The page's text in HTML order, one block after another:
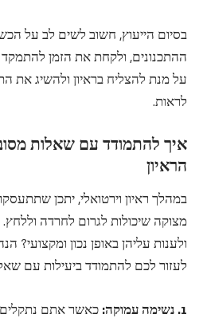
בסיום הייעוץ, חשוב לשים לב על
ההתכנונים, ולקחת את הזמן להתמקד
על מנת להצליח בראיון ולהשיג את
לראות.
איך להתמודד עם שאלות
הראיון
במהלך ראיון וירטואלי, יתכן
מצוקה שיכולות לגרום לחרדה
ולענות עליהן באופן נכון ומקצועי?
לעזור לכם להתמודד ביעילות עם
1. נשימה עמוקה:
כאשר אתם